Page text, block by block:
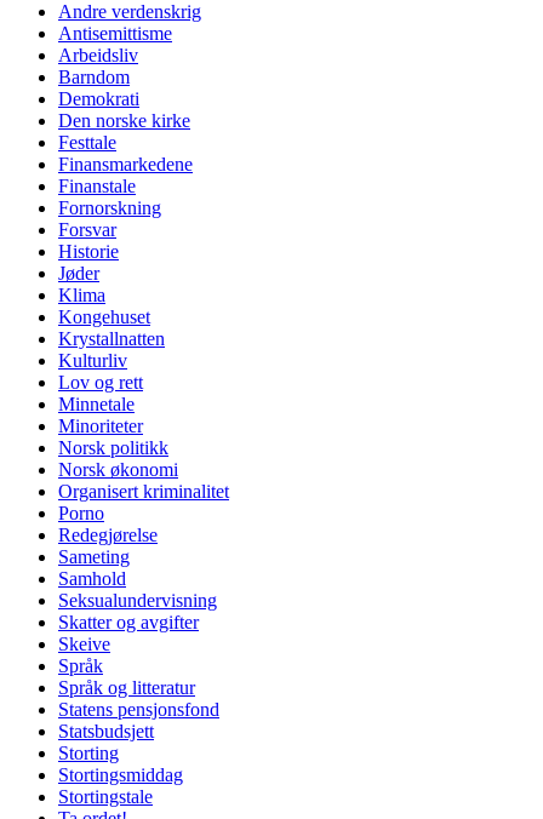
Andre verdenskrig
Antisemittisme
Arbeidsliv
Barndom
Demokrati
Den norske kirke
Festtale
Finansmarkedene
Finanstale
Fornorskning
Forsvar
Historie
Jøder
Klima
Kongehuset
Krystallnatten
Kulturliv
Lov og rett
Minnetale
Minoriteter
Norsk politikk
Norsk økonomi
Organisert kriminalitet
Porno
Redegjørelse
Sameting
Samhold
Seksualundervisning
Skatter og avgifter
Skeive
Språk
Språk og litteratur
Statens pensjonsfond
Statsbudsjett
Storting
Stortingsmiddag
Stortingstale